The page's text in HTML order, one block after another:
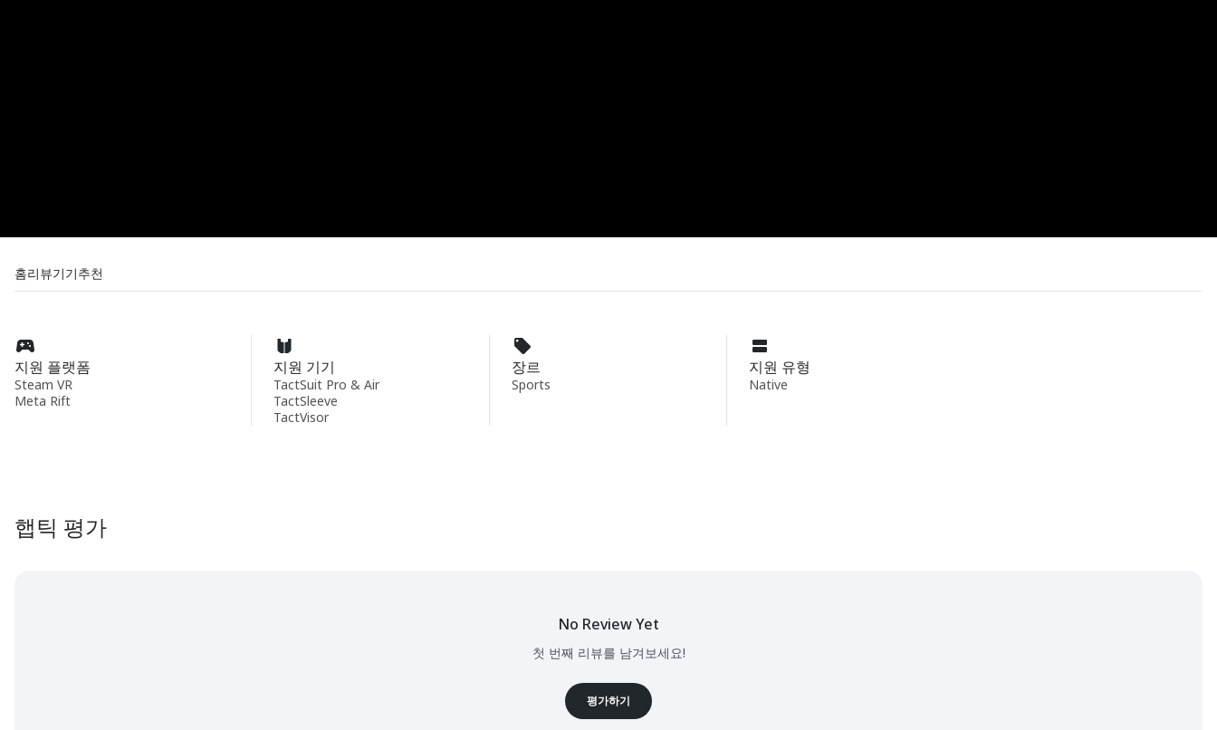
홈리뷰기기추천
지원 플랫폼
Steam VR
Meta Rift
지원 기기
TactSuit Pro & Air
TactSleeve
TactVisor
장르
Sports
지원 유형
Native
햅틱 평가
No Review Yet
첫 번째 리뷰를 남겨보세요!
평가하기